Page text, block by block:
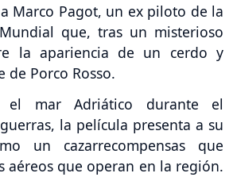
Marco Pagot, un ex piloto de la
que, tras un misterioso
la apariencia de un cerdo y
Porco Rosso.
el mar Adriático durante el
la película presenta a su
un cazarrecompensas que
aéreos que operan en la región.